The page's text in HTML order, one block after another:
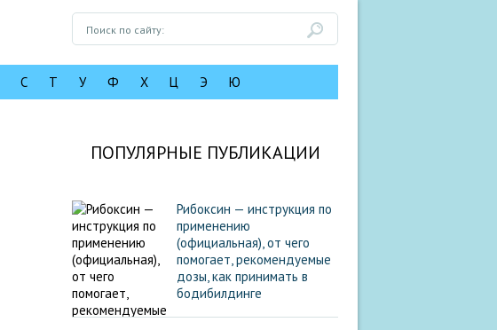
С Т У Ф Х Ц Э Ю
ПОПУЛЯРНЫЕ ПУБЛИКАЦИИ
Рибоксин — инструкция по
применению
(официальная), от чего
помогает, рекомендуемые
дозы, как принимать в
бодибилдинге